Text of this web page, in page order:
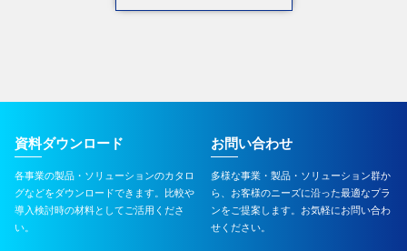
資料ダウンロード
各事業の製品・ソリューションのカタロ
グなどをダウンロードできます。比較や
導入検討時の材料としてご活用くださ
い。
お問い合わせ
多様な事業・製品・ソリューション群か
ら、お客様のニーズに沿った最適なプラ
ンをご提案します。お気軽にお問い合わ
せください。